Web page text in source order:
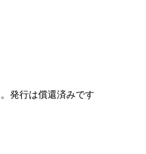
発行は償還済みです